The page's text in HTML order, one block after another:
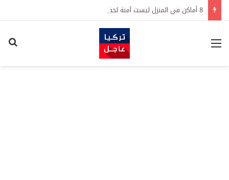
8 أماكن في المنزل ليست آمنة لحفظ النقود
القائمة